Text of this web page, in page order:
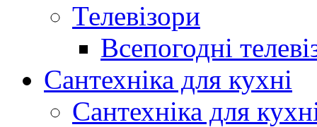
Телевізори
Всепогодні
Сантехніка для кухні
Сантехніка для